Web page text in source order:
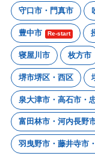
守口市・門真市
豊中市 Re-start
寝屋川市 枚方市
堺市堺区・西区
泉大津市・高石市・
富田林市・河内長野
羽曳野市・藤井寺市